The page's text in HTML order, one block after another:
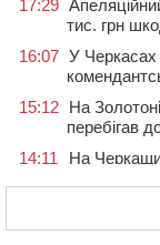
17:29
тис. грн
16:07 У Черкасах
15:12 На
перебігав
14:11
На
У Смілі
загинула